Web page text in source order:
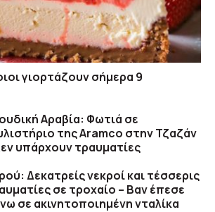
γιορτάζουν σήμερα 9
Αραβία: Φωτιά σε
της Aramco στην Τζαζάν
υπάρχουν τραυματίες
Δεκατρείς νεκροί και τέσσερις
σε τροχαίο – Βαν έπεσε
σε ακινητοποιημένη νταλίκα